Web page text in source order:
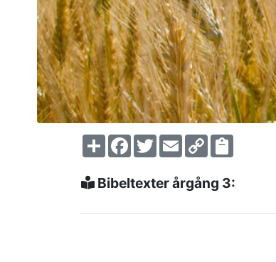
ShareFacebook
TwitterEmailCopy
Link
Bibeltexter årgång 3: